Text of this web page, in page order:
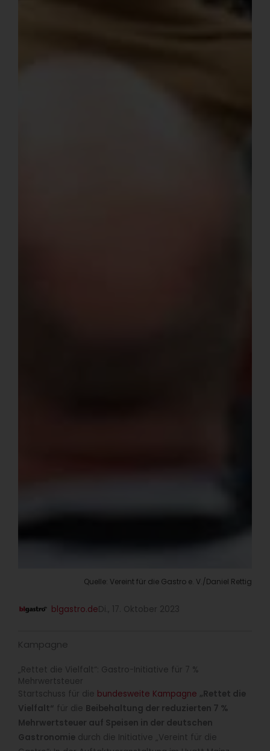
Quelle: Vereint für die Gastro e. V./Daniel Rettig
blgastro.deDi., 17. Oktober 2023
Kampagne
„Rettet die Vielfalt“: Gastro-Initiative für 7 %
Mehrwertsteuer
Startschuss für die bundesweite Kampagne „Rettet die
Vielfalt“ für die Beibehaltung der reduzierten 7 %
Mehrwertsteuer auf Speisen in der deutschen
Gastronomie durch die Initiative „Vereint für die